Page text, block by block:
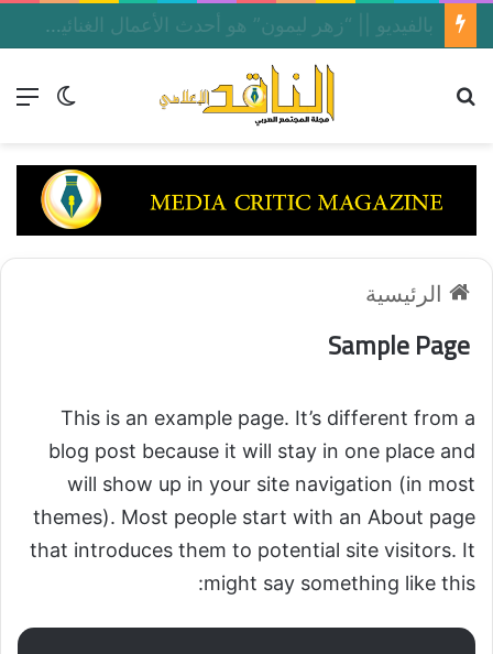
بالفيديو || “زهر ليمون” هو أحدث الأعمال الغنائية المصوّرة للنجمة بلقيس فتحي
الوضع
الرئيسية
Sample Page
This is an example page. It’s different from a
blog post because it will stay in one place and
will show up in your site navigation (in most
themes). Most people start with an About page
that introduces them to potential site visitors. It
might say something like this: